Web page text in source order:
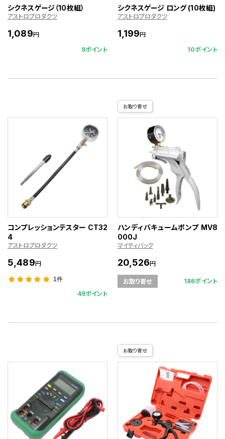
シクネスゲージ（10枚組）
アストロプロダクツ
1,089円
9ポイント
シクネスゲージ ロング (10枚組)
アストロプロダクツ
1,199円
10ポイント
コンプレッションテスター CT32
4
アストロプロダクツ
5,489円
1件
49ポイント
お取り寄せ
ハンディバキュームポンプ MV8
000J
マイティバック
20,526円
お取り寄せ 186ポイント
お取り寄せ